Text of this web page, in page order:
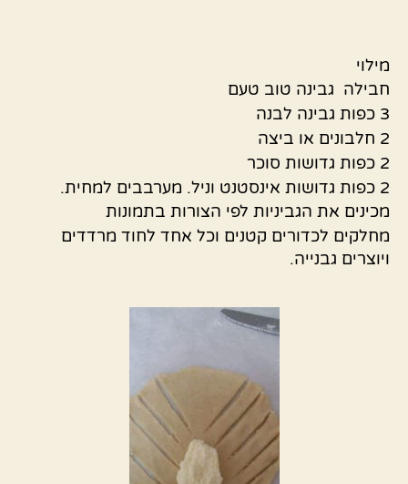
מילוי
חבילה גבינה טוב טעם
3 כפות גבינה לבנה
2 חלבונים או ביצה
2 כפות גדושות סוכר
2 כפות גדושות אינסטנט וניל. מערבבים למחית.
מכינים את הגביניות לפי הצורות בתמונות
מחלקים לכדורים קטנים וכל אחד לחוד מרדדים
ויוצרים גבנייה.